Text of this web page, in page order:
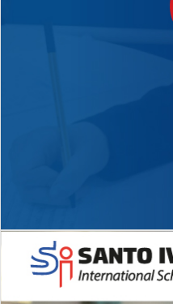
Novidades 2026 High School